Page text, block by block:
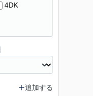
4DK
追加する